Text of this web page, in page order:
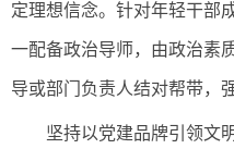
定理想信念。针对年轻干部
一配备政治导师，由政治素
导或部门负责人结对帮带，
坚持以党建品牌引领文明